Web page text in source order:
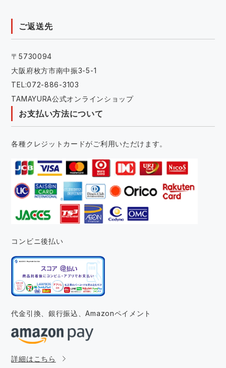
ご返送先
〒5730094
大阪府枚方市南中振3-5-1
TEL:072-886-3103
TAMAYURA公式オンラインショップ
お支払い方法について
各種クレジットカードがご利用いただけます。
コンビニ後払い
代金引換、銀行振込、Amazonペイメント
詳細はこちら